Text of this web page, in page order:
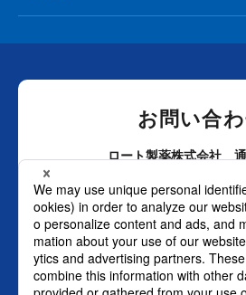
お問い合
ロート製薬株式会社
0120-
月～土：9時～21時 日祝：
（年末年始を除く）
おかけ間違いのないようご注